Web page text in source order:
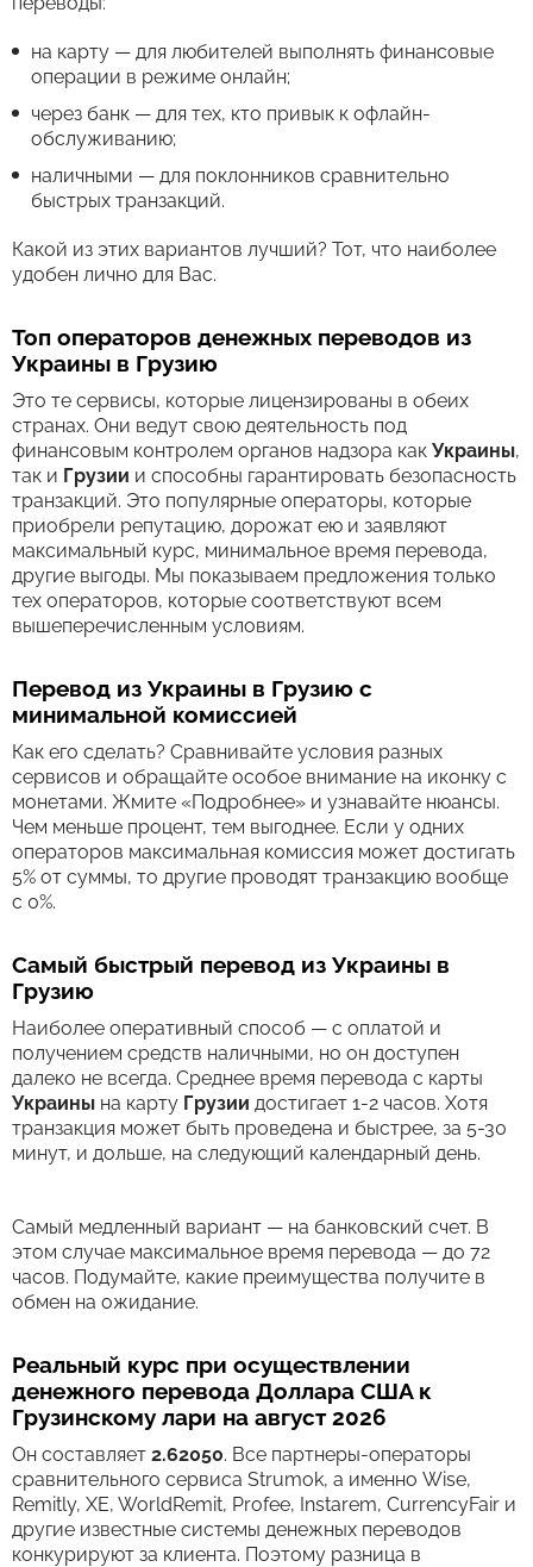
на карту — для любителей выполнять финансовые
операции в режиме онлайн;
через банк — для тех, кто привык к офлайн-
обслуживанию;
наличными — для поклонников сравнительно
быстрых транзакций.
Какой из этих вариантов лучший? Тот, что наиболее
удобен лично для Вас.
Топ операторов денежных переводов из
Украины в Грузию
Это те сервисы, которые лицензированы в обеих
странах. Они ведут свою деятельность под
финансовым контролем органов надзора как Украины,
так и Грузии и способны гарантировать безопасность
транзакций. Это популярные операторы, которые
приобрели репутацию, дорожат ею и заявляют
максимальный курс, минимальное время перевода,
другие выгоды. Мы показываем предложения только
тех операторов, которые соответствуют всем
вышеперечисленным условиям.
Перевод из Украины в Грузию с
минимальной комиссией
Как его сделать? Сравнивайте условия разных
сервисов и обращайте особое внимание на иконку с
монетами. Жмите «Подробнее» и узнавайте нюансы.
Чем меньше процент, тем выгоднее. Если у одних
операторов максимальная комиссия может достигать
5% от суммы, то другие проводят транзакцию вообще
с 0%.
Самый быстрый перевод из Украины в
Грузию
Наиболее оперативный способ — с оплатой и
получением средств наличными, но он доступен
далеко не всегда. Среднее время перевода c карты
Украины на карту Грузии достигает 1-2 часов. Хотя
транзакция может быть проведена и быстрее, за 5-30
минут, и дольше, на следующий календарный день.
Самый медленный вариант — на банковский счет. В
этом случае максимальное время перевода — до 72
часов. Подумайте, какие преимущества получите в
обмен на ожидание.
Реальный курс при осуществлении
денежного перевода Доллара США к
Грузинскому лари на август 2026
Он составляет 2.62050. Все партнеры-операторы
сравнительного сервиса Strumok, а именно Wise,
Remitly, XE, WorldRemit, Profee, Instarem, CurrencyFair и
другие известные системы денежных переводов
конкурируют за клиента. Поэтому разница в